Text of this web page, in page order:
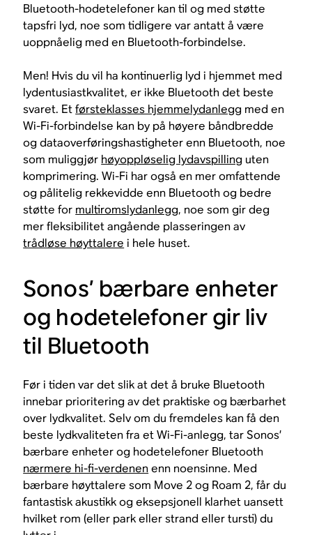
Bluetooth-hodetelefoner kan til og med støtte
tapsfri lyd, noe som tidligere var antatt å være
uoppnåelig med en Bluetooth-forbindelse.
Men! Hvis du vil ha kontinuerlig lyd i hjemmet med
lydentusiastkvalitet, er ikke Bluetooth det beste
svaret. Etførsteklasses hjemmelydanlegg med en
Wi-Fi-forbindelse kan by på høyere båndbredde
og dataoverføringshastigheter enn Bluetooth, noe
som muliggjør høyoppløselig lydavspilling uten
komprimering. Wi-Fi har også en mer omfattende
og pålitelig rekkevidde enn Bluetooth og bedre
støtte for multiromslydanlegg, noe som gir deg
mer fleksibilitet angående plasseringen av
trådløse høyttalere i hele huset.
Sonos’ bærbare enheter
og hodetelefoner gir liv
til Bluetooth
Før i tiden var det slik at det å bruke Bluetooth
innebar prioritering av det praktiske og bærbarhet
over lydkvalitet. Selv om du fremdeles kan få den
beste lydkvaliteten fra et Wi-Fi-anlegg, tar Sonos’
bærbare enheter og hodetelefoner Bluetooth
nærmere hi-fi-verdenenenn noensinne. Med
bærbare høyttalere som Move 2 og Roam 2, får du
fantastisk akustikk og eksepsjonell klarhet uansett
hvilket rom (eller park eller strand eller tursti) du